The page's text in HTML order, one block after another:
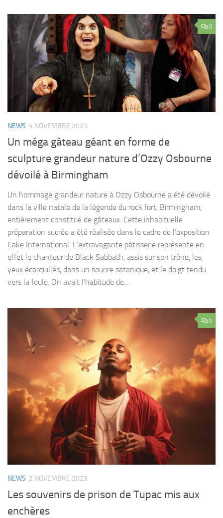
0
NEWS 4 NOVEMBRE 2023
Un méga gâteau géant en forme de
sculpture grandeur nature d’Ozzy Osbourne
dévoilé à Birmingham
Un hommage grandeur nature à Ozzy Osbourne a été dévoilé
dans la ville natale de la légende du rock fort, Birmingham,
entièrement constitué de gâteaux. Cette inhabituelle
préparation sucrée a été réalisée dans le cadre de l’exposition
Cake International. L’extravagante pâtisserie représente en
effet le chanteur de Black Sabbath, assis sur son trône, les
yeux écarquillés, dans un sourire satanique, et le doigt tendu
vers la foule. On avait l’habitude de...
0
NEWS 2 NOVEMBRE 2023
Les souvenirs de prison de Tupac mis aux
enchères